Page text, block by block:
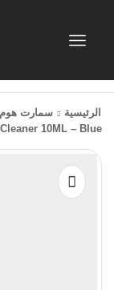
الرئيسية سمارت هوم
10ML – Blue